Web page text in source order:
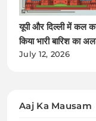
यूपी और दिल्ली में कल
किया भारी बारिश का
July 12, 2026
Aaj Ka Mausam